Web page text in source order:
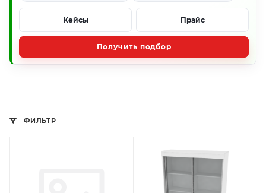
Кейсы Прайс
Получить подбор
ФИЛЬТР